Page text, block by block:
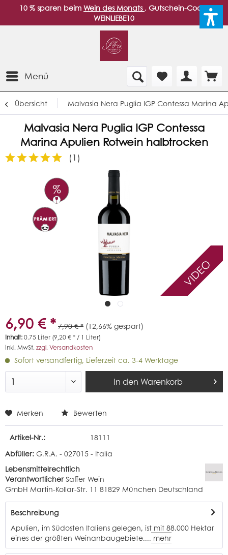
10 % sparen beim Wein des Monats . Gutschein-Code:
WEINLIEBE10
Menü
Übersicht Malvasia Nera Puglia IGP Contessa Marina
Malvasia Nera Puglia IGP Contessa
Marina Apulien Rotwein halbtrocken
(1 )
VIDEO
6,90 € * 7,90 € * (12,66% gespart)
Inhalt:0.75 Liter (9,20 € * / 1 Liter)
inkl. MwSt. zzgl. Versandkosten
Sofort versandfertig, Lieferzeit ca. 3-4 Werktage
In den Warenkorb
Merken Bewerten
Artikel-Nr.:
18111
Abfüller: G.R.A. - 027015 - Italia
Lebensmittelrechtlich
VerantwortlicherSaffer Wein
GmbH Martin-Kollar-Str. 11 81829 München Deutschland
Beschreibung
Apulien, im Südosten Italiens gelegen, ist mit 88.000 Hektar
eines der größten Weinanbaugebiete.... mehr